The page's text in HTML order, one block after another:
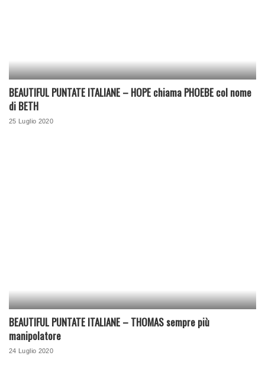
BEAUTIFUL PUNTATE ITALIANE – HOPE chiama PHOEBE col nome
di BETH
25 Luglio 2020
BEAUTIFUL PUNTATE ITALIANE – THOMAS sempre più
manipolatore
24 Luglio 2020